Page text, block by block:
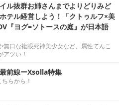
ル抜群お姉さんまでよりどりみど
テル経営しよう！「クトゥルフ×美
『ヨグ=ソトースの庭』が日本語
無口な複眼死神美少女など、属性てんこ
アツい！
前線ーXsolla特集
らから！